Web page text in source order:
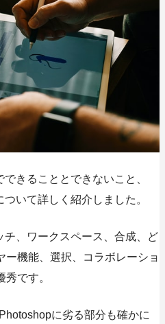
きることとできないこと、
いて詳しく紹介しました。
、ワークスペース、合成、ど
ー機能、選択、コラボレーショ
です。
に劣る部分も確かに